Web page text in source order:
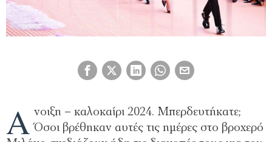
Ά νοιξη – καλοκαίρι 2024. Μπερδευτήκατε;
Όσοι βρέθηκαν αυτές τις ημέρες στο βροχερό